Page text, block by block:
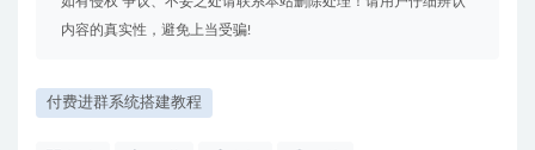
内容的真实性，避免上当受骗!
付费进群系统搭建教程